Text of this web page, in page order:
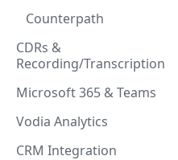
Counterpath
CDRs &
Recording/Transcription
Microsoft 365 & Teams
Vodia Analytics
CRM Integration